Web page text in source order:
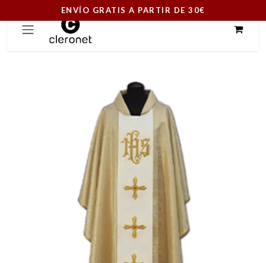
Ir al contenidoENVÍO GRATIS A PARTIR DE 30€